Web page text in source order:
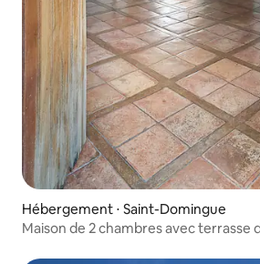
Hébergement ⋅ Saint-Domingue
Maison de 2 chambres avec terrasse